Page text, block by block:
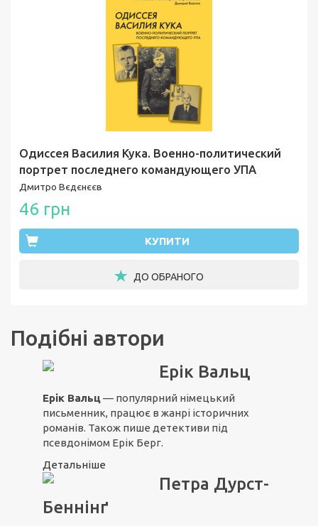
Одиссея Василия Кука. Военно-политический
портрет последнего командующего УПА
Дмитро Вєдєнєєв
46 грн
КУПИТИ
ДО ОБРАНОГО
Подібні автори
Ерік Вальц
Ерік Вальц— популярний німецький
письменник, працює в жанрі історичних
романів. Також пише детективи під
псевдонімом Ерік Берг.
Детальніше
Петра Дурст-
Беннінґ